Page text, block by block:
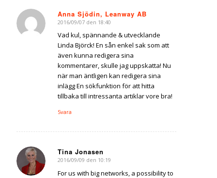
Anna Sjödin, Leanway AB
says:
2016/09/07 den 18:40
Vad kul, spännande & utvecklande
Linda Björck! En sån enkel sak som att
även kunna redigera sina
kommentarer, skulle jag uppskatta! Nu
när man äntligen kan redigera sina
inlägg En sökfunktion för att hitta
tillbaka till intressanta artiklar vore bra!
Svara
Tina Jonasen
says:
2016/09/09 den 10:19
For us with big networks, a possibility to